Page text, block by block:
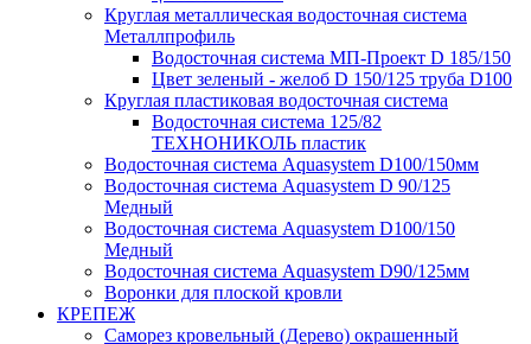
Круглая металлическая водосточная система
Металлпрофиль
Водосточная система МП-Проект D 185/150
Цвет зеленый - желоб D 150/125 труба D100
Круглая пластиковая водосточная система
Водосточная система 125/82
ТЕХНОНИКОЛЬ пластик
Водосточная система Aquasystem D100/150мм
Водосточная система Aquasystem D 90/125
Медный
Водосточная система Aquasystem D100/150
Медный
Водосточная система Aquasystem D90/125мм
Воронки для плоской кровли
КРЕПЕЖ
Саморез кровельный (Дерево) окрашенный